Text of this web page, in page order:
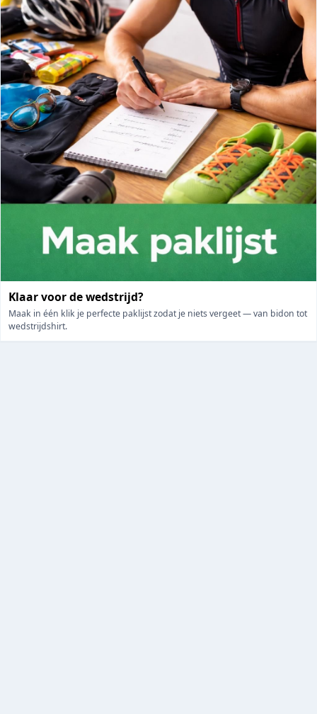
Klaar voor de wedstrijd?
Maak in één klik je perfecte paklijst zodat je niets vergeet — van bidon tot
wedstrijdshirt.